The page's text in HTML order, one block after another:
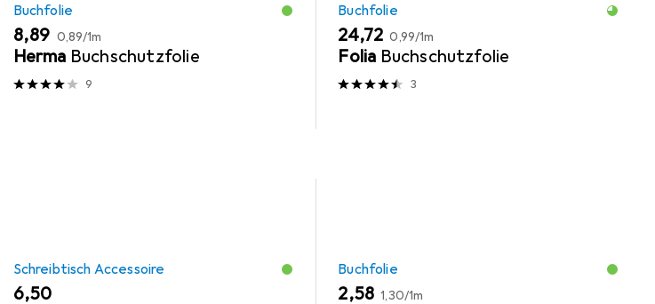
Buchfolie
EUR
8,89 EUR
0,89/1m
Herma Buchschutzfolie
9
Buchfolie
EUR
24,72 EUR
0,99/1m
Folia Buchschutzfolie
3
Schreibtisch Accessoire
EUR
6,50
Buchfolie
EUR
2,58 EUR
1,30/1m